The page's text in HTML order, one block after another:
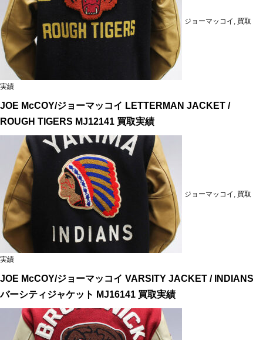
ジョーマッコイ 買取
実績
JOE McCOY/ジョーマッコイ LETTERMAN JACKET /
ROUGH TIGERS MJ12141 買取実績
ジョーマッコイ 買取
実績
JOE McCOY/ジョーマッコイ VARSITY JACKET / INDIANS
バーシティジャケット MJ16141 買取実績